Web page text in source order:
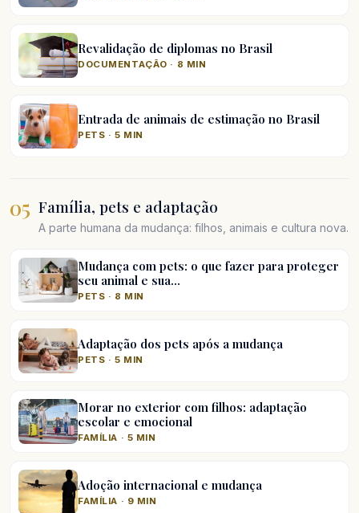
Revalidação de diplomas no Brasil
DOCUMENTAÇÃO · 8 MIN
Entrada de animais de estimação no Brasil
PETS · 5 MIN
05 Família, pets e adaptação
A parte humana da mudança: filhos, animais e cultura nova.
Mudança com pets: o que fazer para proteger
seu animal e sua…
PETS · 8 MIN
Adaptação dos pets após a mudança
PETS · 5 MIN
Morar no exterior com filhos: adaptação
escolar e emocional
FAMÍLIA · 5 MIN
Adoção internacional e mudança
FAMÍLIA · 9 MIN